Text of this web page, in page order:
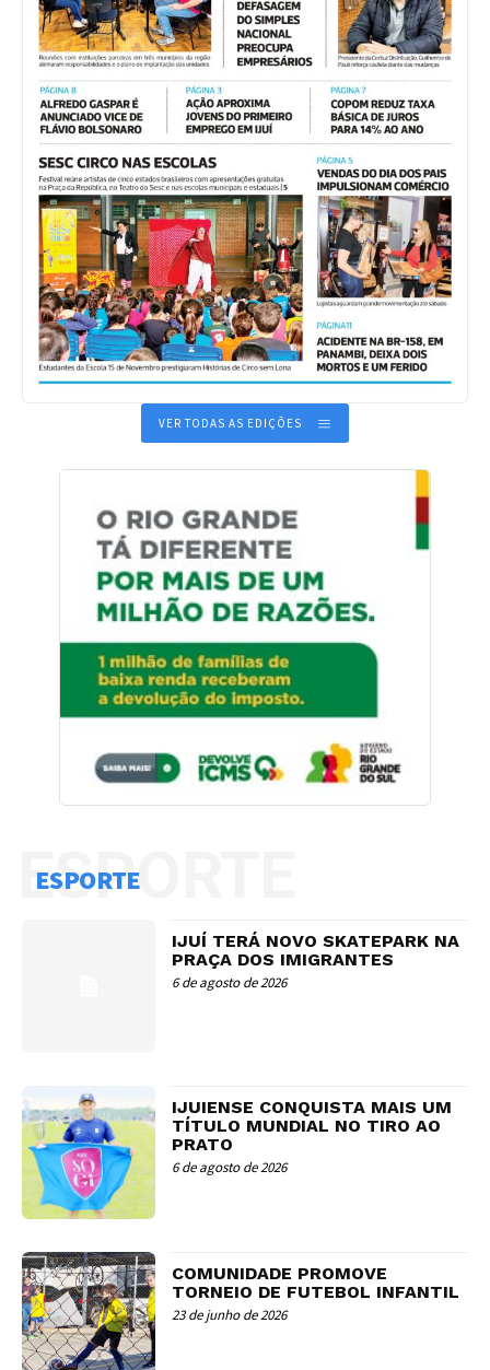
VER TODAS AS EDIÇÕES
ESPORTE
ESPORTE
IJUÍ TERÁ NOVO SKATEPARK NA
PRAÇA DOS IMIGRANTES
6 de agosto de 2026
IJUIENSE CONQUISTA MAIS UM
TÍTULO MUNDIAL NO TIRO AO
PRATO
6 de agosto de 2026
COMUNIDADE PROMOVE
TORNEIO DE FUTEBOL INFANTIL
23 de junho de 2026